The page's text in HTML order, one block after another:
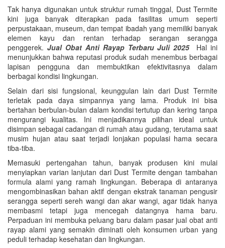
Tak hanya digunakan untuk struktur rumah tinggal, Dust Termite
kini juga banyak diterapkan pada fasilitas umum seperti
perpustakaan, museum, dan tempat ibadah yang memiliki banyak
elemen kayu dan rentan terhadap serangan serangga
penggerek. Jual Obat Anti Rayap Terbaru Juli 2025Hal ini
menunjukkan bahwa reputasi produk sudah menembus berbagai
lapisan pengguna dan membuktikan efektivitasnya dalam
berbagai kondisi lingkungan.
Selain dari sisi fungsional, keunggulan lain dari Dust Termite
terletak pada daya simpannya yang lama. Produk ini bisa
bertahan berbulan-bulan dalam kondisi tertutup dan kering tanpa
mengurangi kualitas. Ini menjadikannya pilihan ideal untuk
disimpan sebagai cadangan di rumah atau gudang, terutama saat
musim hujan atau saat terjadi lonjakan populasi hama secara
tiba-tiba.
Memasuki pertengahan tahun, banyak produsen kini mulai
menyiapkan varian lanjutan dari Dust Termite dengan tambahan
formula alami yang ramah lingkungan. Beberapa di antaranya
mengombinasikan bahan aktif dengan ekstrak tanaman pengusir
serangga seperti sereh wangi dan akar wangi, agar tidak hanya
membasmi tetapi juga mencegah datangnya hama baru.
Perpaduan ini membuka peluang baru dalam pasar jual obat anti
rayap alami yang semakin diminati oleh konsumen urban yang
peduli terhadap kesehatan dan lingkungan.